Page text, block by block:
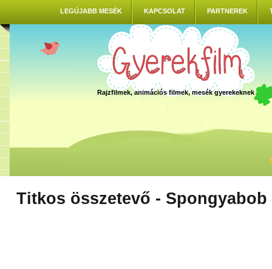
LEGÚJABB MESÉK KAPCSOLAT PARTNEREK
Rajzfilmek, animációs filmek, mesék gyerekeknek
Titkos összetevő -